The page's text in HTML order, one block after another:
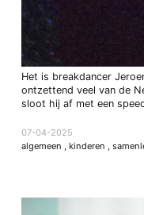
Het is breakdancer
ontzettend veel van de
sloot hij af met een
07-04-2025
algemeen , kinderen ,